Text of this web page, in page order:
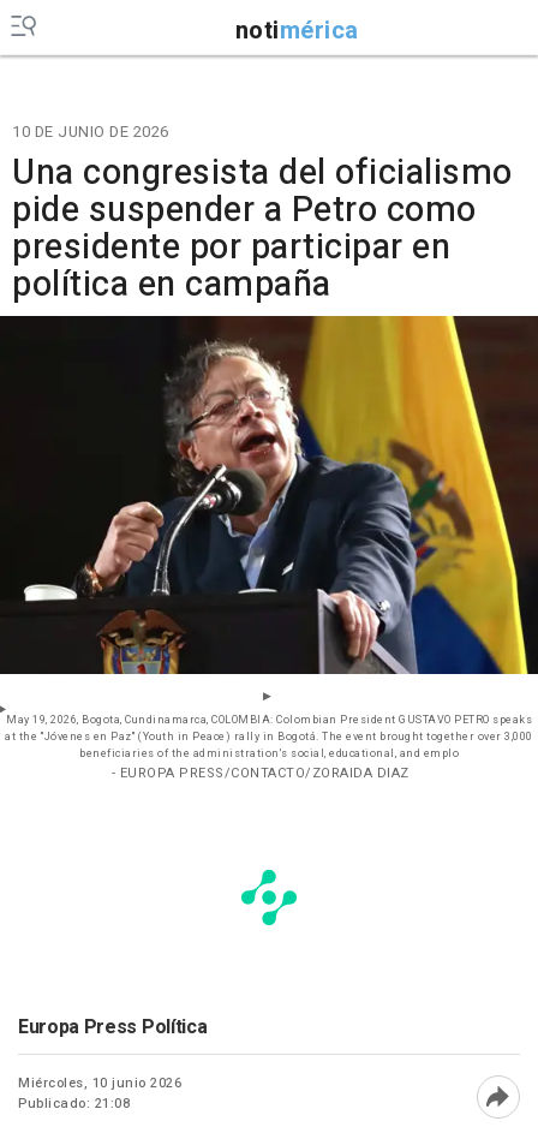
notimérica
10 DE JUNIO DE 2026
Una congresista del oficialismo
pide suspender a Petro como
presidente por participar en
política en campaña
May 19, 2026, Bogota, Cundinamarca, COLOMBIA: Colombian President GUSTAVO PETRO speaks
at the ''Jóvenes en Paz'' (Youth in Peace) rally in Bogotá. The event brought together over 3,000
beneficiaries of the administration's social, educational, and emplo
- EUROPA PRESS/CONTACTO/ZORAIDA DIAZ
Europa Press Política
Miércoles, 10 junio 2026
Publicado: 21:08